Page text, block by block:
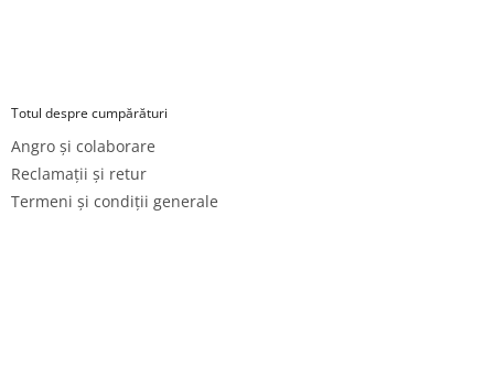
Totul despre cumpărături
Angro și colaborare
Reclamații și retur
Termeni și condiții generale